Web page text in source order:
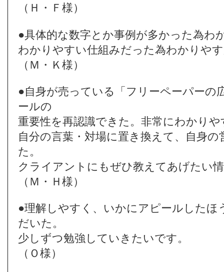
（Ｈ・Ｆ様）
●具体的な数字とか事例が多かった為わ
わかりやすい仕組みだった為わかりや
（Ｍ・Ｋ様）
●自身が売っている「フリーペーパーの
ールの
重要性を再認識できた。非常にわかり
自分の言葉・対場に置き換えて、自身
た。
クライアントにもぜひ教えてあげたい
（Ｍ・Ｈ様）
●理解しやすく、いかにアピールしたほ
だいた。
少しずつ勉強していきたいです。
（Ｏ様）